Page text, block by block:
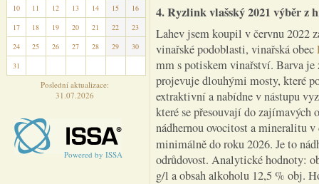
10
11 12 13 14 15
16
17
18 19 20 21 22
23
24
25 26 27 28 29
30
31
Poslední aktualizace:
31.07.2026
Powered by ISSA
4. Ryzlink vlašský 2021 výběr z
Lahev jsem koupil v červnu 2022
vinařské podoblasti, vinařská obec
mm s potiskem vinařství. Barva
projevuje dlouhými mosty, které
extraktivní a nabídne v nástupu
které se přesouvají do
nádhernou ovocitost a mineralitu
minimálně do roku 2026. Je to
odrůdovost. Analytické hodnoty:
g/l a obsah alkoholu 12,5 % obj.